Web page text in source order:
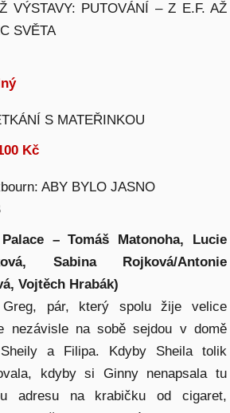
VÝSTAVY: PUTOVÁNÍ – Z E.F. AŽ
SVĚTA
S MATEŘINKOU
Kč
ABY BYLO JASNO
– Tomáš Matonoha, Lucie
Sabina Rojková/Antonie
Vojtěch Hrabák)
pár, který spolu žije velice
nezávisle na sobě sejdou v domě
a Filipa. Kdyby Sheila tolik
kdyby si Ginny nenapsala tu
adresu na krabičku od cigaret,